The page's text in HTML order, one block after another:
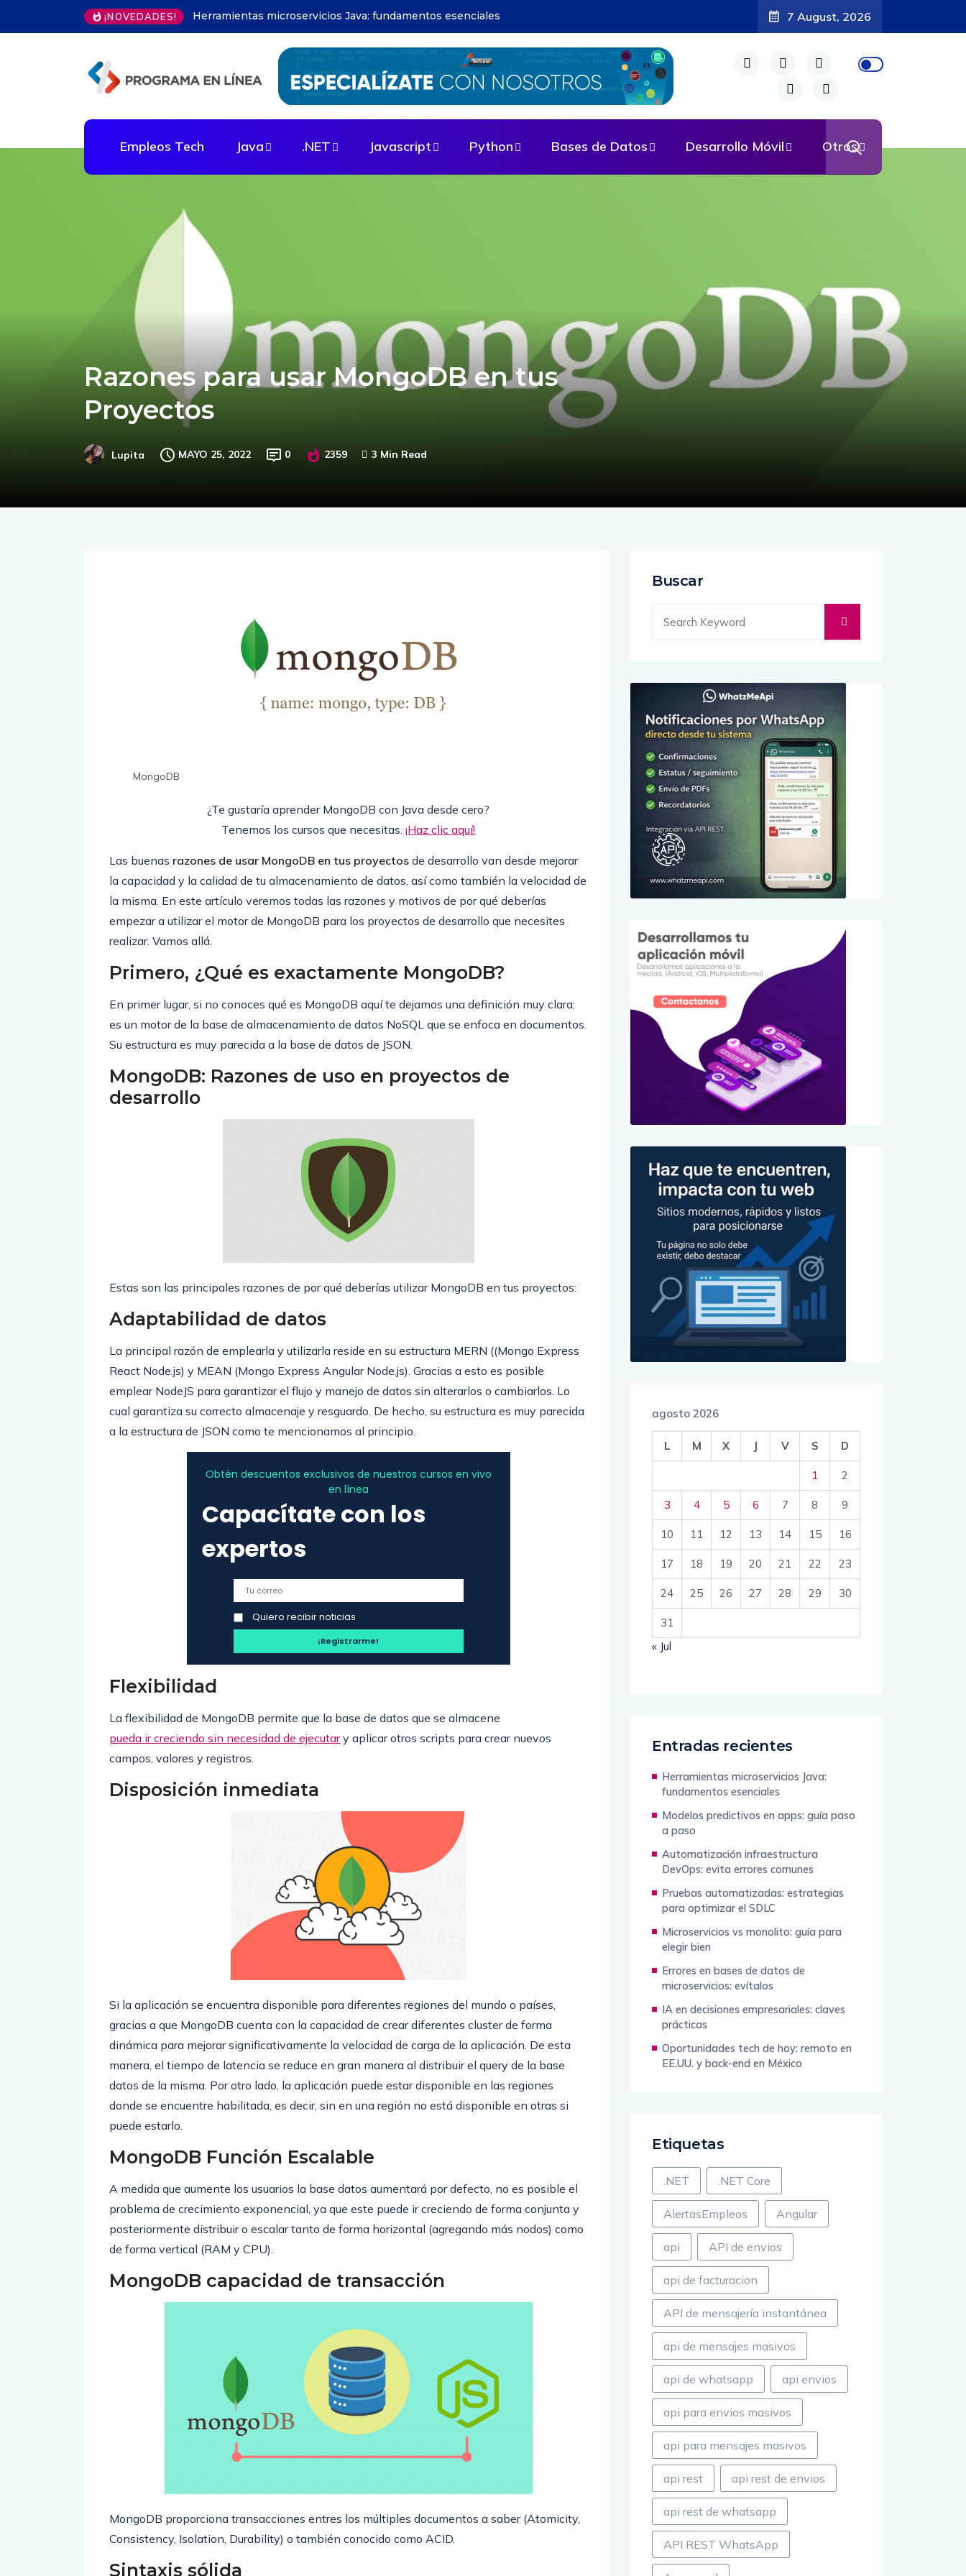
¡NOVEDADES! Modelos predictivos en apps: guía paso a paso 7 August, 2026
Empleos Tech Java .NET Javascript Python Bases de Datos Desarrollo Móvil Otros
Razones para usar MongoDB en tus
Proyectos
Lupita MAYO 25, 2022 0 2359 3 Min Read
MongoDB
¿Te gustaría aprender MongoDB con Java desde cero?
Tenemos los cursos que necesitas. ¡Haz clic aquí!
Las buenas razones de usar MongoDB en tus proyectos de desarrollo van desde mejorar
la capacidad y la calidad de tu almacenamiento de datos, así como también la velocidad de
la misma. En este artículo veremos todas las razones y motivos de por qué deberías
empezar a utilizar el motor de MongoDB para los proyectos de desarrollo que necesites
realizar. Vamos allá.
Primero, ¿Qué es exactamente MongoDB?
En primer lugar, si no conoces qué es MongoDB aquí te dejamos una definición muy clara;
es un motor de la base de almacenamiento de datos NoSQL que se enfoca en documentos.
Su estructura es muy parecida a la base de datos de JSON.
MongoDB: Razones de uso en proyectos de
desarrollo
Estas son las principales razones de por qué deberías utilizar MongoDB en tus proyectos:
Adaptabilidad de datos
La principal razón de emplearla y utilizarla reside en su estructura MERN ((Mongo Express
React Node.js) y MEAN (Mongo Express Angular Node.js). Gracias a esto es posible
emplear NodeJS para garantizar el flujo y manejo de datos sin alterarlos o cambiarlos. Lo
cual garantiza su correcto almacenaje y resguardo. De hecho, su estructura es muy parecida
a la estructura de JSON como te mencionamos al principio.
Obtén descuentos exclusivos de nuestros cursos en vivo
en línea
Capacítate con los
expertos
Quiero recibir noticias
Flexibilidad
La flexibilidad de MongoDB permite que la base de datos que se almacene
pueda ir creciendo sin necesidad de ejecutary aplicar otros scripts para crear nuevos
campos, valores y registros.
Disposición inmediata
Si la aplicación se encuentra disponible para diferentes regiones del mundo o países,
gracias a que MongoDB cuenta con la capacidad de crear diferentes cluster de forma
dinámica para mejorar significativamente la velocidad de carga de la aplicación. De esta
manera, el tiempo de latencia se reduce en gran manera al distribuir el query de la base
datos de la misma. Por otro lado, la aplicación puede estar disponible en las regiones
donde se encuentre habilitada, es decir, sin en una región no está disponible en otras si
puede estarlo.
MongoDB Función Escalable
A medida que aumente los usuarios la base datos aumentará por defecto, no es posible el
problema de crecimiento exponencial, ya que este puede ir creciendo de forma conjunta y
posteriormente distribuir o escalar tanto de forma horizontal (agregando más nodos) como
de forma vertical (RAM y CPU).
MongoDB capacidad de transacción
MongoDB proporciona transacciones entres los múltiples documentos a saber (Atomicity,
Consistency, Isolation, Durability) o también conocido como ACID.
Sintaxis sólida
Buscar
agosto 2026
L M X J V S D
1 2
3 4 5 6 7 8 9
10 11 12 13 14 15 16
17 18 19 20 21 22 23
24 25 26 27 28 29 30
31
« Jul
Entradas recientes
Herramientas microservicios Java:
fundamentos esenciales
Modelos predictivos en apps: guía paso
a paso
Automatización infraestructura
DevOps: evita errores comunes
Pruebas automatizadas: estrategias
para optimizar el SDLC
Microservicios vs monolito: guía para
elegir bien
Errores en bases de datos de
microservicios: evítalos
IA en decisiones empresariales: claves
prácticas
Oportunidades tech de hoy: remoto en
EE.UU. y back-end en México
Etiquetas
.NET .NET Core
AlertasEmpleos Angular
api API de envios
api de facturacion
API de mensajería instantánea
api de mensajes masivos
api de whatsapp api envios
api para envios masivos
api para mensajes masivos
api rest api rest de envios
api rest de whatsapp
API REST WhatsApp